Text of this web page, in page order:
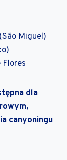
Miguel)
Flores
dla
canyoningu